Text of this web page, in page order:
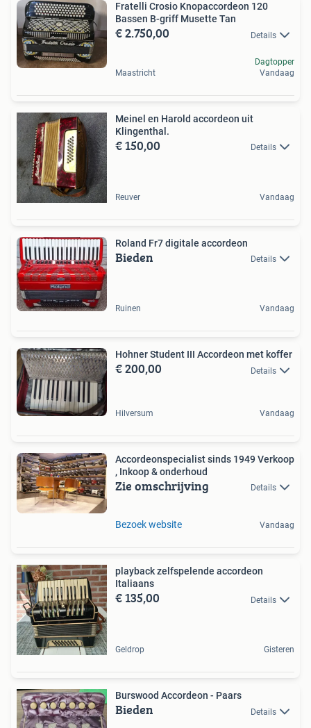
Fratelli Crosio Knopaccordeon 120
Bassen B-griff Musette Tan
€ 2.750,00 Details
Maastricht
Dagtopper
Vandaag
Meinel en Harold accordeon uit
Klingenthal.
€ 150,00 Details
Reuver Vandaag
Roland Fr7 digitale accordeon
Bieden Details
Ruinen Vandaag
Hohner Student III Accordeon met koffer
€ 200,00 Details
Hilversum Vandaag
Accordeonspecialist sinds 1949 Verkoop
, Inkoop & onderhoud
Zie omschrijving Details
Bezoek website Vandaag
playback zelfspelende accordeon
Italiaans
€ 135,00 Details
Geldrop Gisteren
Burswood Accordeon - Paars
Bieden Details